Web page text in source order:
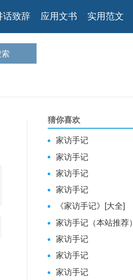
话致辞 应用文书 实用范文
猜你喜欢
家访手记
家访手记
家访手记
家访手记
《家访手记》[大全]
家访手记（本站推荐）
家访手记
家访手记
家访手记